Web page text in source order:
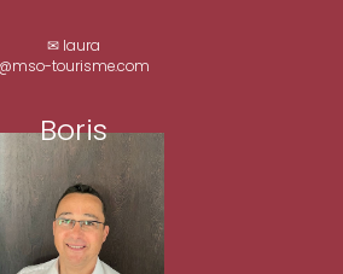
✉ laura
@mso-tourisme.com
Boris